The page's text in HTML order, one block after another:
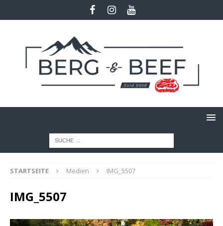
STARTSEITE Medien IMG_5507
IMG_5507